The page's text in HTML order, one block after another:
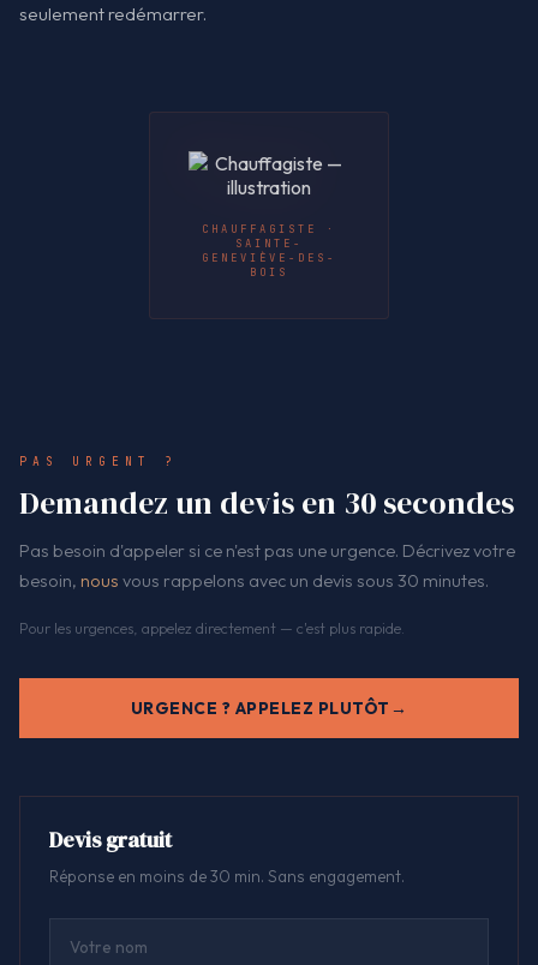
seulement redémarrer.
CHAUFFAGISTE ·
SAINTE-
GENEVIÈVE-DES-
BOIS
PAS URGENT ?
Demandez un devis en 30 secondes
Pas besoin d'appeler si ce n'est pas une urgence. Décrivez votre
besoin, nous vous rappelons avec un devis sous 30 minutes.
Pour les urgences, appelez directement — c'est plus rapide.
URGENCE ? APPELEZ PLUTÔT
Devis gratuit
Réponse en moins de 30 min. Sans engagement.